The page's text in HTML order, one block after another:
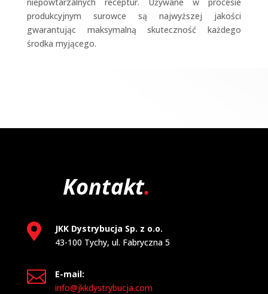
produkcyjnym surowce są najwyższej jakości
gwarantując maksymalną skuteczność każdego
środka myjącego.
Kontakt.

JKK Dystrybucja Sp. z o.o.
43-100 Tychy, ul. Fabryczna 5

E-mail:
info@jkkdystrybucja.com